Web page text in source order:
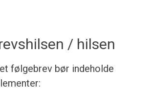
/ hilsen
følgebrev bør indeholde